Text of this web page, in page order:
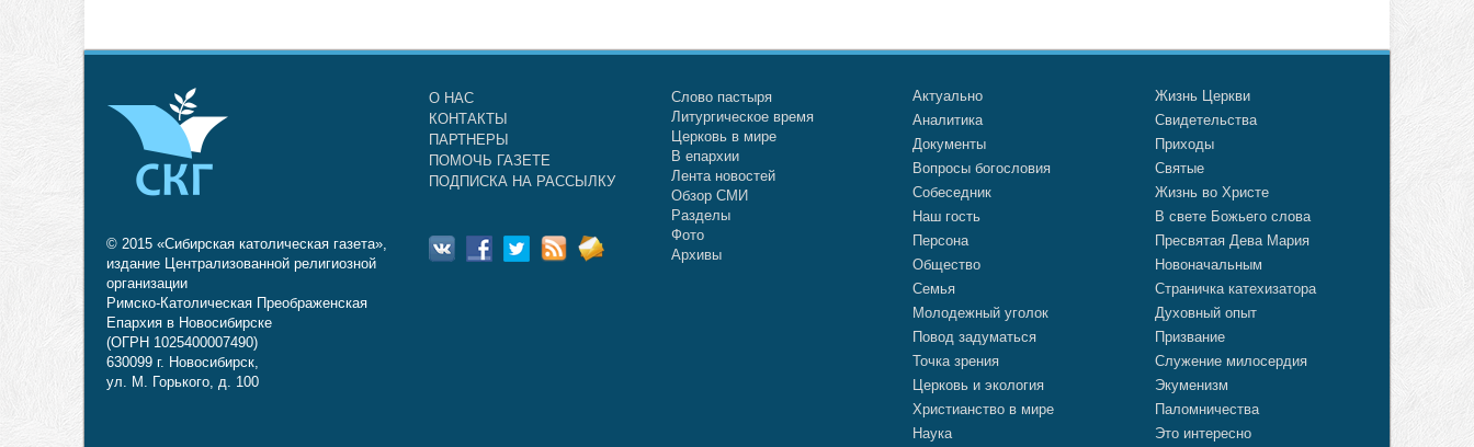
© 2015 «Сибирская католическая газета»,
издание Централизованной религиозной
организации
Римско-Католическая Преображенская
Епархия в Новосибирске
(ОГРН 1025400007490)
630099 г. Новосибирск,
ул. М. Горького, д. 100
О НАС
КОНТАКТЫ
ПАРТНЕРЫ
ПОМОЧЬ ГАЗЕТЕ
ПОДПИСКА НА РАССЫЛКУ
Слово пастыря
Литургическое время
Церковь в мире
В епархии
Лента новостей
Обзор СМИ
Разделы
Фото
Архивы
Актуально
Аналитика
Документы
Вопросы богословия
Собеседник
Наш гость
Персона
Общество
Семья
Молодежный уголок
Повод задуматься
Точка зрения
Церковь и экология
Христианство в мире
Наука
Жизнь Церкви
Свидетельства
Приходы
Святые
Жизнь во Христе
В свете Божьего слова
Пресвятая Дева Мария
Новоначальным
Страничка катехизатора
Духовный опыт
Призвание
Служение милосердия
Экуменизм
Паломничества
Это интересно